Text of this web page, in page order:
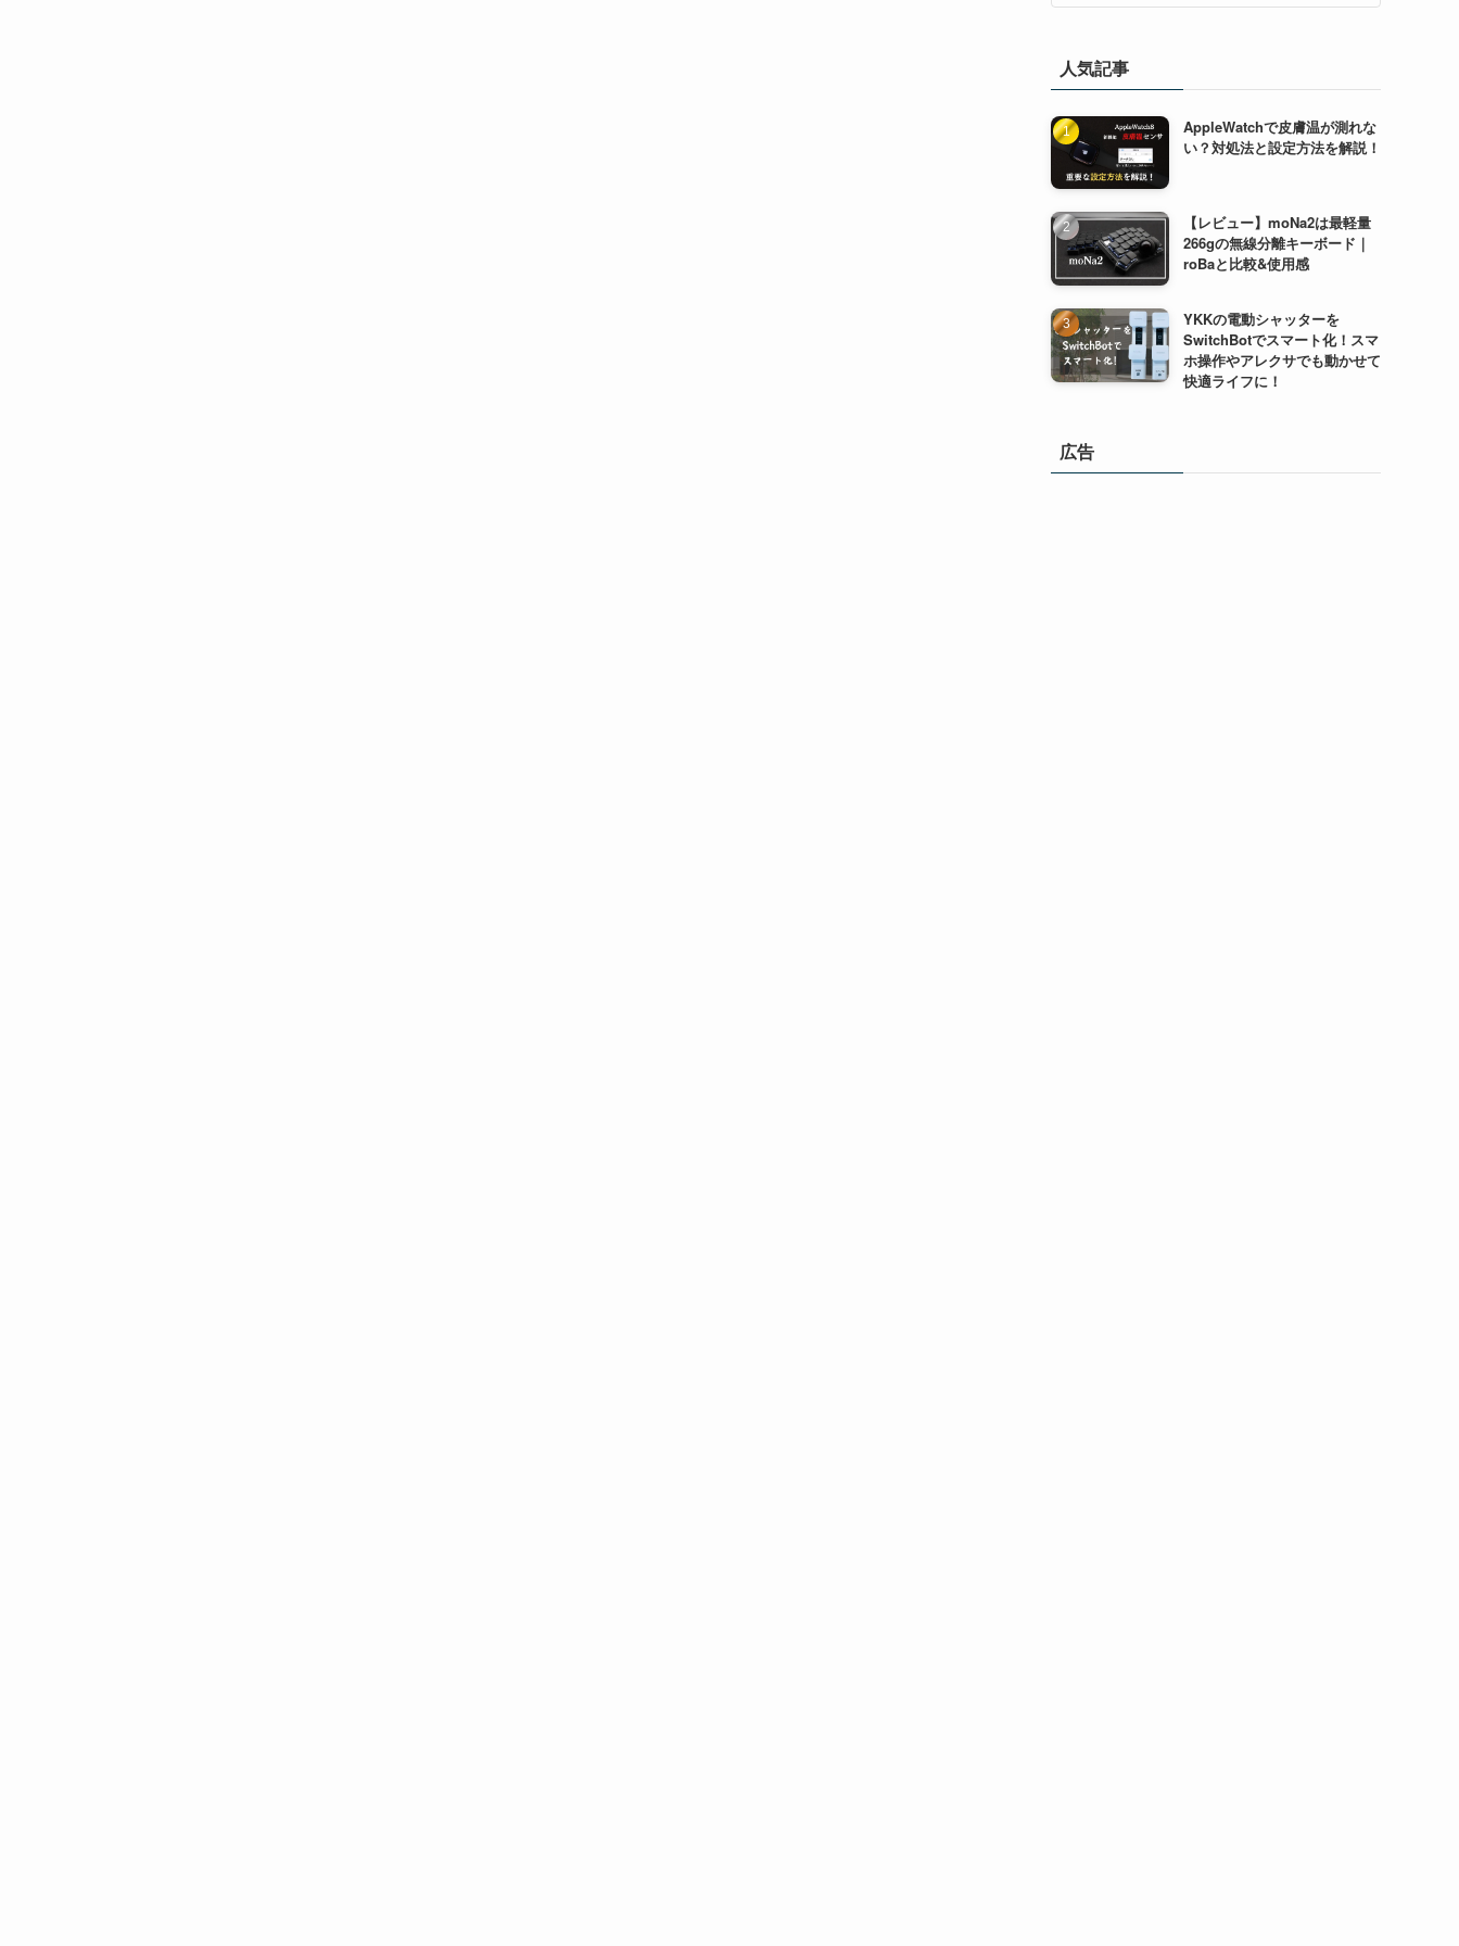
人気記事
AppleWatchで皮膚温が測れな
い？対処法と設定方法を解説！
【レビュー】moNa2は最軽量
266gの無線分離キーボード｜
roBaと比較&使用感
YKKの電動シャッターを
SwitchBotでスマート化！スマ
ホ操作やアレクサでも動かせて
快適ライフに！
広告